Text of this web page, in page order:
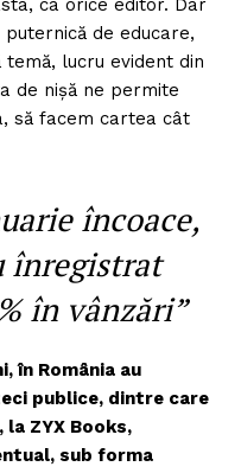
ca orice editor. Dar
de educare,
lucru evident din
de nişă ne permite
să facem cartea cât
încoace,
înregistrat
în vânzări”
în România au
publice, dintre care
ZYX Books,
sub forma